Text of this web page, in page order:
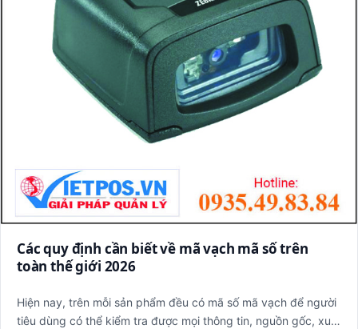
Các quy định cần biết về mã vạch mã số trên
toàn thế giới 2026
Hiện nay, trên mỗi sản phẩm đều có mã số mã vạch để người
tiêu dùng có thể kiểm tra được mọi thông tin, nguồn gốc, xuất